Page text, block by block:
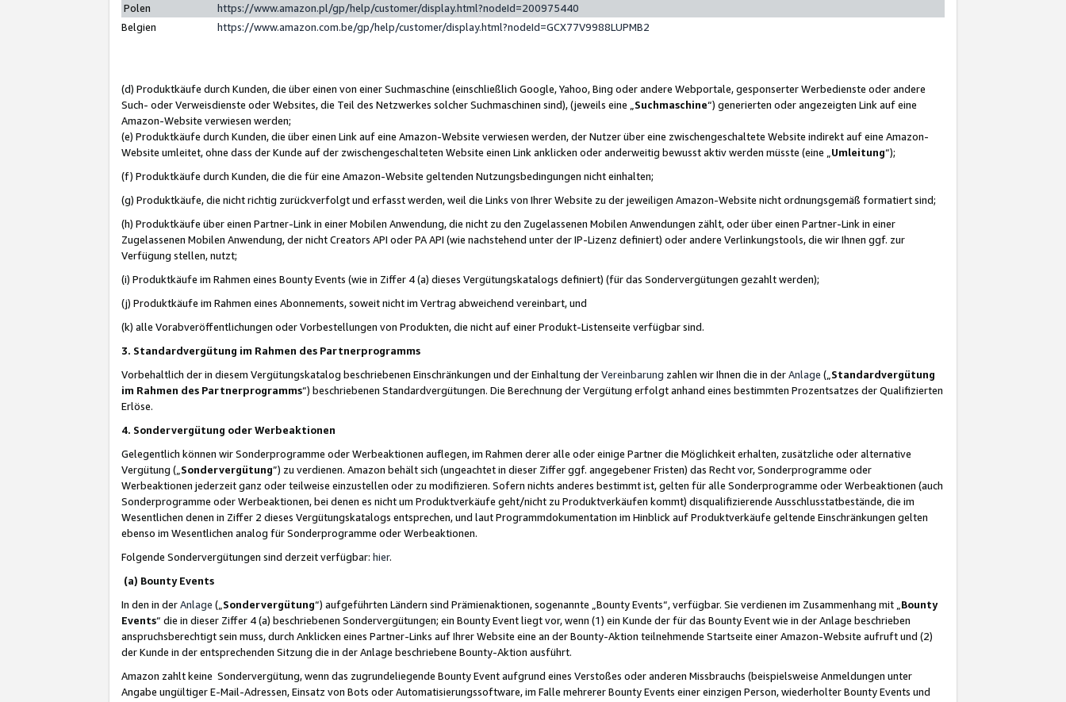
Polen
https://www.amazon.pl/gp/help/customer/display.html?nodeId=200975440
Belgien
https://www.amazon.com.be/gp/help/customer/display.html?nodeId=GCX77V9988LUPMB2
(d) Produktkäufe durch Kunden, die über einen von einer Suchmaschine (einschließlich Google, Yahoo, Bing oder andere Webportale, gesponserter Werbedienste oder andere
Such- oder Verweisdienste oder Websites, die Teil des Netzwerkes solcher Suchmaschinen sind), (jeweils eine „ Suchmaschine“) generierten oder angezeigten Link auf eine
Amazon-Website verwiesen werden;
(e) Produktkäufe durch Kunden, die über einen Link auf eine Amazon-Website verwiesen werden, der Nutzer über eine zwischengeschaltete Website indirekt auf eine Amazon-
Website umleitet, ohne dass der Kunde auf der zwischengeschalteten Website einen Link anklicken oder anderweitig bewusst aktiv werden müsste (eine „ Umleitung“);
(f) Produktkäufe durch Kunden, die die für eine Amazon-Website geltenden Nutzungsbedingungen nicht einhalten;
(g) Produktkäufe, die nicht richtig zurückverfolgt und erfasst werden, weil die Links von Ihrer Website zu der jeweiligen Amazon-Website nicht ordnungsgemäß formatiert sind;
(h) Produktkäufe über einen Partner-Link in einer Mobilen Anwendung, die nicht zu den Zugelassenen Mobilen Anwendungen zählt, oder über einen Partner-Link in einer
Zugelassenen Mobilen Anwendung, der nicht Creators API oder PA API (wie nachstehend unter der IP-Lizenz definiert) oder andere Verlinkungstools, die wir Ihnen ggf. zur
Verfügung stellen, nutzt;
(i) Produktkäufe im Rahmen eines Bounty Events (wie in Ziffer 4 (a) dieses Vergütungskatalogs definiert) (für das Sondervergütungen gezahlt werden);
(j) Produktkäufe im Rahmen eines Abonnements, soweit nicht im Vertrag abweichend vereinbart, und
(k) alle Vorabveröffentlichungen oder Vorbestellungen von Produkten, die nicht auf einer Produkt-Listenseite verfügbar sind.
3. Standardvergütung im Rahmen des Partnerprogramms
Vorbehaltlich der in diesem Vergütungskatalog beschriebenen Einschränkungen und der Einhaltung derVereinbarung zahlen wir Ihnen die in derAnlage („ Standardvergütung
im Rahmen des Partnerprogramms“) beschriebenen Standardvergütungen. Die Berechnung der Vergütung erfolgt anhand eines bestimmten Prozentsatzes der Qualifizierten
Erlöse.
4. Sondervergütung oder Werbeaktionen
Gelegentlich können wir Sonderprogramme oder Werbeaktionen auflegen, im Rahmen derer alle oder einige Partner die Möglichkeit erhalten, zusätzliche oder alternative
Vergütung („ Sondervergütung”) zu verdienen. Amazon behält sich (ungeachtet in dieser Ziffer ggf. angegebener Fristen) das Recht vor, Sonderprogramme oder
Werbeaktionen jederzeit ganz oder teilweise einzustellen oder zu modifizieren. Sofern nichts anderes bestimmt ist, gelten für alle Sonderprogramme oder Werbeaktionen (auch
Sonderprogramme oder Werbeaktionen, bei denen es nicht um Produktverkäufe geht/nicht zu Produktverkäufen kommt) disqualifizierende Ausschlusstatbestände, die im
Wesentlichen denen in Ziffer 2 dieses Vergütungskatalogs entsprechen, und laut Programmdokumentation im Hinblick auf Produktverkäufe geltende Einschränkungen gelten
ebenso im Wesentlichen analog für Sonderprogramme oder Werbeaktionen.
Folgende Sondervergütungen sind derzeit verfügbar: hier.
(a) Bounty Events
In den in derAnlage („ Sondervergütung“) aufgeführten Ländern sind Prämienaktionen, sogenannte „Bounty Events“, verfügbar. Sie verdienen im Zusammenhang mit „ Bounty
Events“ die in dieser Ziffer 4 (a) beschriebenen Sondervergütungen; ein Bounty Event liegt vor, wenn (1) ein Kunde der für das Bounty Event wie in der Anlage beschrieben
anspruchsberechtigt sein muss, durch Anklicken eines Partner-Links auf Ihrer Website eine an der Bounty-Aktion teilnehmende Startseite einer Amazon-Website aufruft und (2)
der Kunde in der entsprechenden Sitzung die in der Anlage beschriebene Bounty-Aktion ausführt.
Amazon zahlt keine Sondervergütung, wenn das zugrundeliegende Bounty Event aufgrund eines Verstoßes oder anderen Missbrauchs (beispielsweise Anmeldungen unter
Angabe ungültiger E-Mail-Adressen, Einsatz von Bots oder Automatisierungssoftware, im Falle mehrerer Bounty Events einer einzigen Person, wiederholter Bounty Events und